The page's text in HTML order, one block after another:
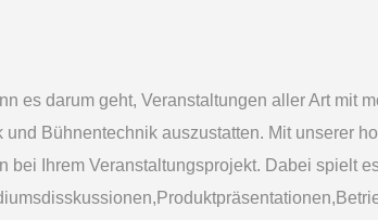
es darum geht, Veranstaltungen aller Art mit
Bühnentechnik auszustatten. Mit unserer
Ihrem Veranstaltungsprojekt. Dabei spielt